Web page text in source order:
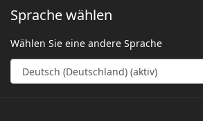
Sprache wählen
Wählen Sie eine andere Sprache